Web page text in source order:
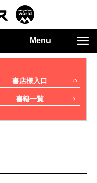
Menu
書店様入口
書籍一覧